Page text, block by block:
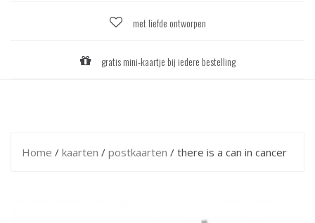
met liefde ontworpen
gratis mini-kaartje bij iedere bestelling
Home / kaarten / postkaarten / there is a can in cancer